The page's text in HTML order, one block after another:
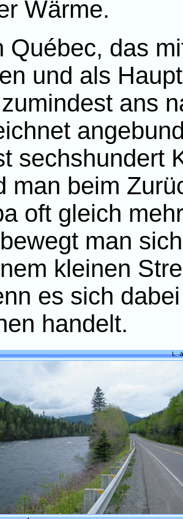
Wärme.
Québec, das
und als
ans
sechshundert
man beim
oft gleich
man
kleinen
es sich
handelt.